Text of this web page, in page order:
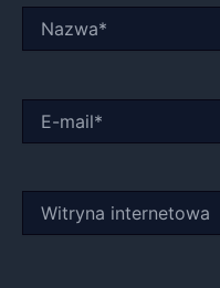
mail*
internetowa